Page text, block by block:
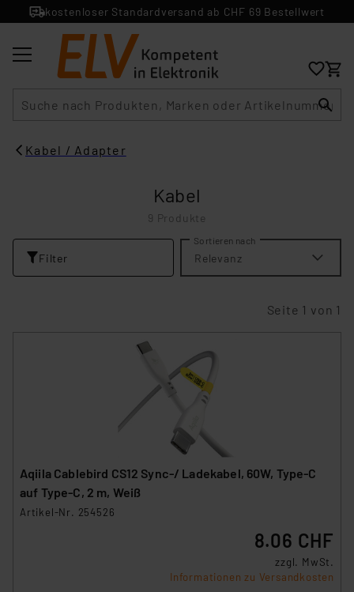
kostenloser Standardversand ab CHF 69 Bestellwert
Kabel / Adapter
Kabel
9 Produkte
Filter
Sortieren nach
Relevanz
Seite 1 von 1
Aqiila Cablebird CS12 Sync-/ Ladekabel, 60W, Type-C
auf Type-C, 2 m, Weiß
Artikel-Nr. 254526
8.06 CHF
zzgl. MwSt.
Informationen zu Versandkosten